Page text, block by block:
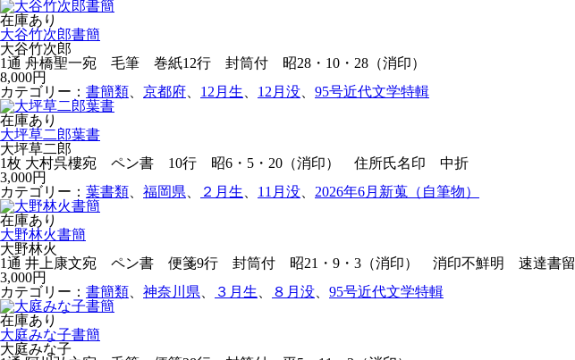
在庫あり
大谷竹次郎書簡
大谷竹次郎
1通 舟橋聖一宛 毛筆 巻紙12行 封筒付 昭28・10・28（消印）
8,000円
カテゴリー： 書簡類 京都府 12月生 12月没
95号近代文学特輯
在庫あり
大坪草二郎葉書
大坪草二郎
1枚 大村呉樓宛 ペン書 10行 昭6・5・20（消印） 住所氏名印 中折
3,000円
カテゴリー： 葉書類 福岡県 ２月生 11月没
2026年6月新蒐（自筆物）
在庫あり
大野林火書簡
大野林火
1通 井上康文宛 ペン書 便箋9行 封筒付 昭21・9・3（消印） 消印不鮮明 速達書留
3,000円
カテゴリー： 書簡類 神奈川県 ３月生 ８月没
95号近代文学特輯
在庫あり
大庭みな子書簡
大庭みな子